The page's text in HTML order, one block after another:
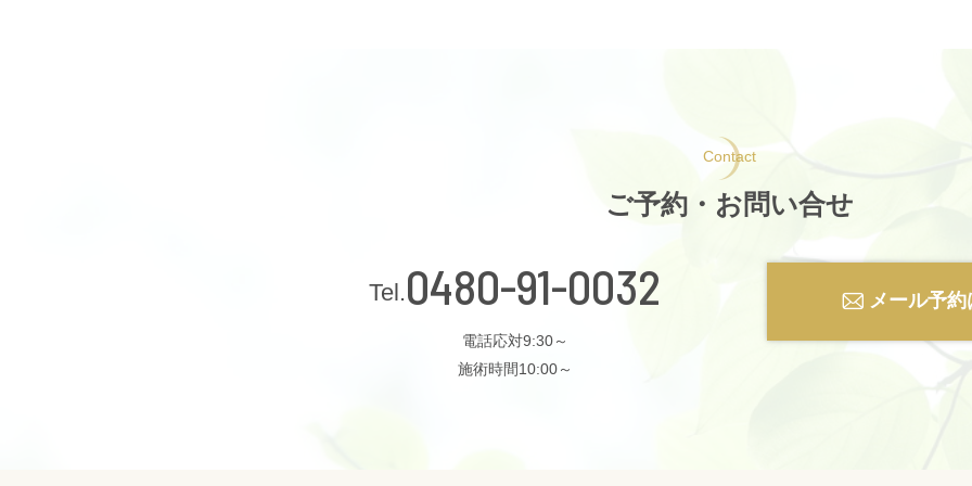
Contact
ご予約・お問い合せ
0480-91-0032
電話応対9:30～
施術時間10:00～
メール予